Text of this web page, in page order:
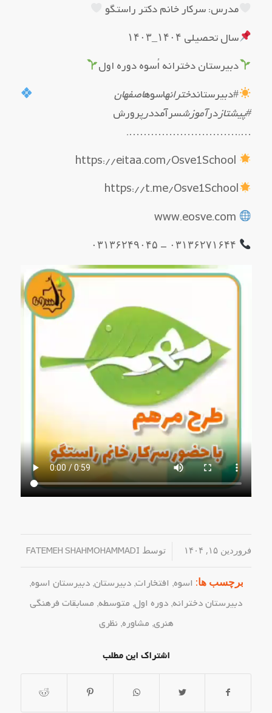
مدرس: سرکار خانم دکتر راستگو
سال تحصیلی ۱۴۰۴_۱۴۰۳
دبیرستان دخترانه اُسوه دوره اول
#دبیرستاندخترانهاسوهاصفهان
#پیشتازدرآموزشسرآمددرپرورش
….………………………….
https://t.me/Osve1School
فروردین ۱۵, ۱۴۰۴ / توسط FATEMEH SHAHMOHAMMADI
برچسب ها: اسوه, افتخارات,دبیرستان,دبیرستان اسوه,
دبیرستان دخترانه, دوره اول, متوسطه, مسابقات فرهنگی
هنری, مشاوره, نظری
اشتراک این مطلب